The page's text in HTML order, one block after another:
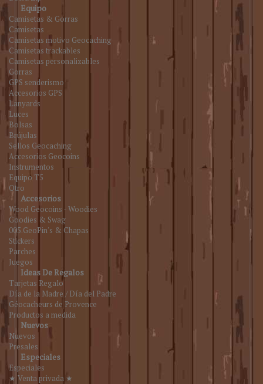
Equipo
Camisetas & Gorras
Camisetas
Camisetas motivo Geocaching
Camisetas trackables
Camisetas personalizables
Gorras
GPS senderismo
Accesorios GPS
Lanyards
Luces
Bolsas
Brújulas
Sellos Geocaching
Accesorios Geocoins
Instrumentos
Equipo T5
Otro
Accesorios
Wood Geocoins - Woodies
Goodies & Swag
005.GeoPin's & Chapas
Stickers
Parches
Juegos
Ideas De Regalos
Tarjetas Regalo
Día de la Madre / Día del Padre
Géocacheurs de Provence
Productos a medida
Nuevos
Nuevos
Presales
Especiales
Especiales
★ Venta privada ★